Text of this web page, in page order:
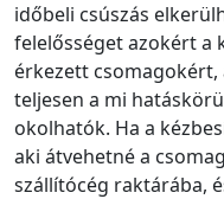
időbeli csúszás
felelősséget azokért a
érkezett
teljesen a mi
okolhatók. Ha a
aki átvehetné a
szállítócég raktárába,